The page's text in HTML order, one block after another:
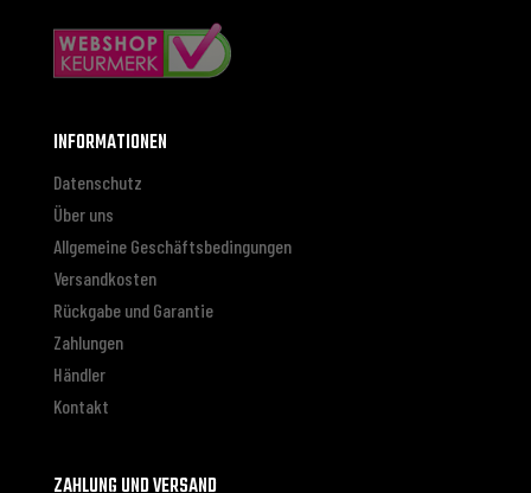
INFORMATIONEN
Datenschutz
Über uns
Allgemeine Geschäftsbedingungen
Versandkosten
Rückgabe und Garantie
Zahlungen
Händler
Kontakt